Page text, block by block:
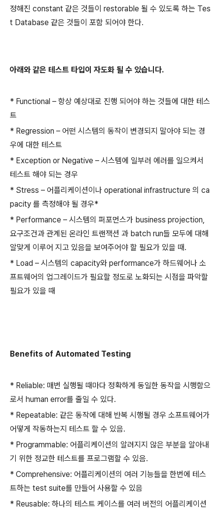
정해진 constant 같은 것들이 restorable 될 수 있도록 하는 Tes
t Database 같은 것들이 포함 되어야 한다.
아래와 같은 테스트 타입이 자도화 될 수 있습니다.
* Functional – 항상 예상대로 진행 되어야 하는 것들에 대한 테스
트
* Regression – 어떤 시스템의 동작이 변경되지 말아야 되는 경
우에 대한 테스트
* Exception or Negative – 시스템에 일부러 에러를 일으켜서
테스트 해야 되는 경우
* Stress – 어플리케이션이나 operational infrastructure 의 ca
pacity 를 측정해야 될 경우*
* Performance – 시스템의 퍼포먼스가 business projection,
요구조건과 관계된 온라인 트랜잭션 과 batch run들 모두에 대해
알맞게 이루어 지고 있음을 보여주어야 할 필요가 있을 때.
* Load – 시스템의 capacity와 performance가 하드웨어나 소
프트웨어의 업그레이드가 필요할 정도로 노화되는 시점을 파악할
필요가 있을 때
Benefits of Automated Testing
* Reliable: 매번 실행될 때마다 정확하게 동일한 동작을 시행함으
로서 human error를 줄일 수 있다.
* Repeatable: 같은 동작에 대해 반복 시행될 경우 소프트웨어가
어떻게 작동하는지 테스트 할 수 있음.
* Programmable: 어플리케이션의 알려지지 않은 부분을 알아내
기 위한 정교한 테스트를 프로그램할 수 있음.
* Comprehensive: 어플리케이션의 여러 기능들을 한번에 테스
트하는 test suite를 만들어 사용할 수 있음
* Reusable: 하나의 테스트 케이스를 여러 버전의 어플리케이션